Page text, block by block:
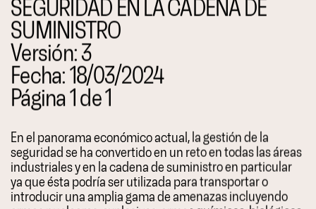
SEGURIDAD EN LA CADENA DE
SUMINISTRO
Versión: 3
Fecha: 18/03/2024
Página 1 de 1
En el panorama económico actual, la gestión de la
seguridad se ha convertido en un reto en todas las áreas
industriales y en la cadena de suministro en particular
ya que ésta podría ser utilizada para transportar o
introducir una amplia gama de amenazas incluyendo